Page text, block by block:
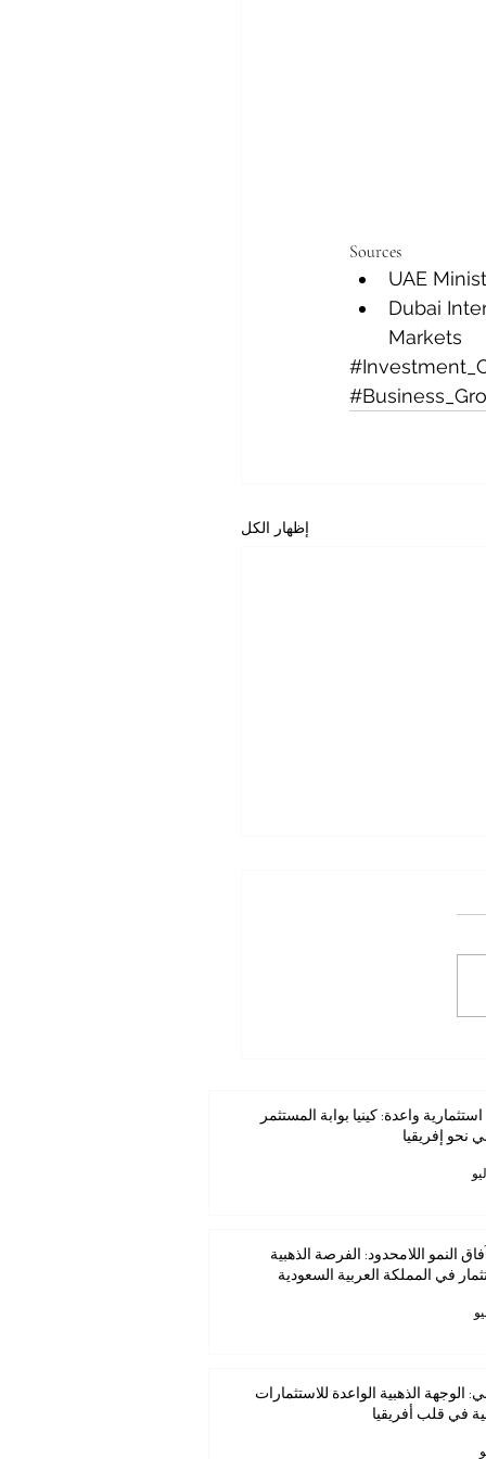
Sources
UAE
Dubai
Markets
إظهار الكل
واعدة: كينيا بوابة المستثمر
نحو إفريقيا
النمو اللامحدود: الفرصة الذهبية
في المملكة العربية السعودية
الوجهة الذهبية الواعدة للاستثمارات
في قلب أفريقيا